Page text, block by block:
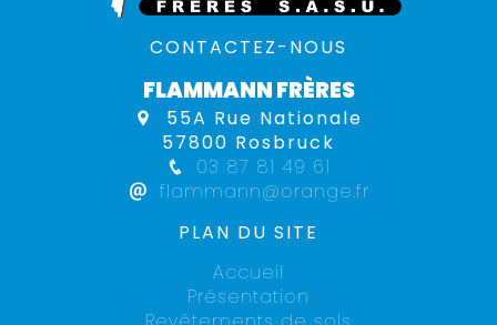
CONTACTEZ-NOUS
FLAMMANN FRÈRES
55A Rue Nationale
57800 Rosbruck
03 87 81 49 61
flammann@orange.fr
PLAN DU SITE
Accueil
Présentation